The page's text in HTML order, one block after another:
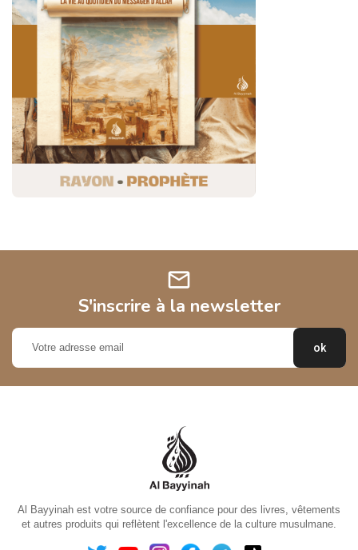
mail
S'inscrire à la newsletter
Al Bayyinah est votre source de confiance pour des livres, vêtements
et autres produits qui reflètent l'excellence de la culture musulmane.